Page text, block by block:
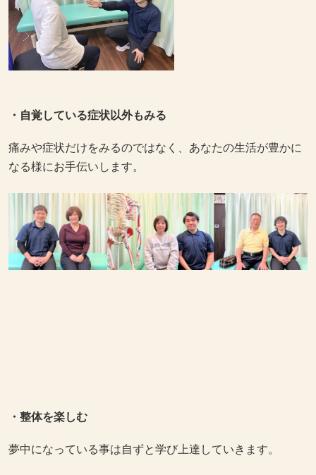
・自覚している症状以外もみる
痛みや症状だけをみるのではなく、あなたの生活が豊かに
なる様にお手伝いします。
・整体を楽しむ
夢中になっている事は自ずと学び上達していきます。